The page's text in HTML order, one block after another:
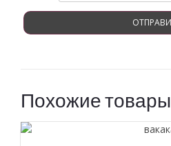
Похожие товары